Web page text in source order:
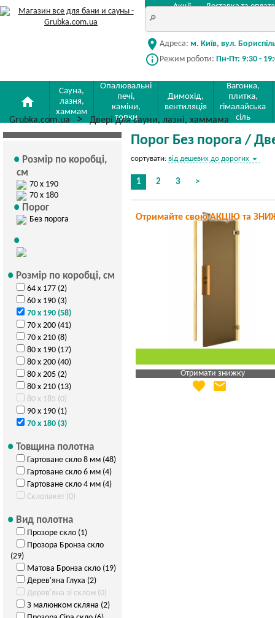
Акції Доставка та оплата
location_on Адреса: м. Київ, вул.
info_outline Режим роботи: Пн-Пт: 9:30 -
home
Сауна,
лазня,
хаммам
Опалювальні
печі,
каміни,
топки
Димохід,
вентиляція
Вагонка,
плитка,
гімалайська
сіль
Grubka.com.ua Двері для сауни, лазні, хаммама
Розмір по коробці,
см
70 х 190
70 х 180
Порог
Без порога
Розмір по коробці, см
64 х 177 (2)
60 х 190 (3)
70 х 190 (58)
70 х 200 (41)
70 х 210 (8)
80 х 190 (17)
80 х 200 (40)
80 х 205 (2)
80 х 210 (13)
80 х 185 (0)
90 х 190 (1)
70 х 180 (3)
Товщина полотна
Гартоване скло 8 мм (48)
Гартоване скло 6 мм (4)
Гартоване скло 4 мм (4)
Склопакет (0)
Вид полотна
Прозоре скло (1)
Прозора Бронза скло
(29)
Матова Бронза скло (19)
Дерев'яна Глуха (2)
Дерев'яна зі склом (0)
З малюнком скляна (2)
Порог Без порога /
сортувати: від дешевих до дорогих arrow_drop_down
1 2 3 >
Отримайте свою АКЦІЮ та
Отримати знижку
Яка Ваша ціна
favorite email